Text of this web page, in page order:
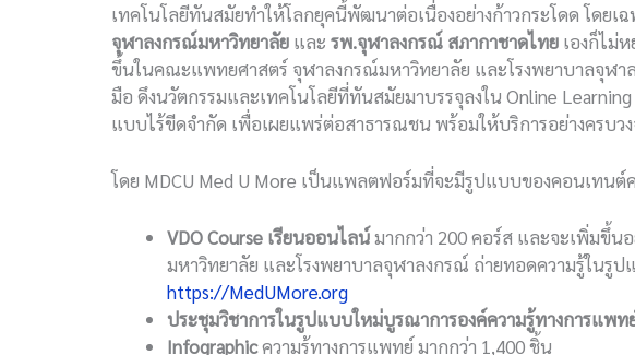
เทคโนโลยีทันสมัยทำให้โลกยุคนี้พัฒนาต่อเนื่องอย่างก้าวกระโดด โดย
จุฬาลงกรณ์มหาวิทยาลัย และ รพ.จุฬาลงกรณ์ สภากาชาดไทย เองก็ไม่
ขึ้นในคณะแพทยศาสตร์ จุฬาลงกรณ์มหาวิทยาลัย และโรงพยาบาลจุฬา
มือ ดึงนวัตกรรมและเทคโนโลยีที่ทันสมัยมาบรรจุลงใน Online
แบบไร้ขีดจำกัด เพื่อเผยแพร่ต่อสาธารณชน พร้อมให้บริการอย่างครบว
โดย MDCU Med U More เป็นแพลตฟอร์มที่จะมีรูปแบบของคอนเทนต์
VDO Course เรียนออนไลน์มากกว่า 200 คอร์ส และจะเพิ่มขึ้น
มหาวิทยาลัย และโรงพยาบาลจุฬาลงกรณ์ ถ่ายทอดความรู้ในรู
https://MedUMore.org
ประชุมวิชาการในรูปแบบใหม่บูรณาการองค์ความรู้ทางการแพท
Infographicความรู้ทางการแพทย์ มากกว่า 1,400 ชิ้น